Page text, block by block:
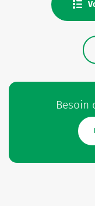
Besoin